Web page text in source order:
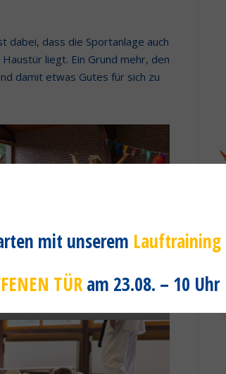
dabei, dass die Sportanlage auch
liegt. Ein Grund mehr, den
damit etwas Gutes für sich zu
mit unserem
TÜRam 23.08. – 10 Uhr